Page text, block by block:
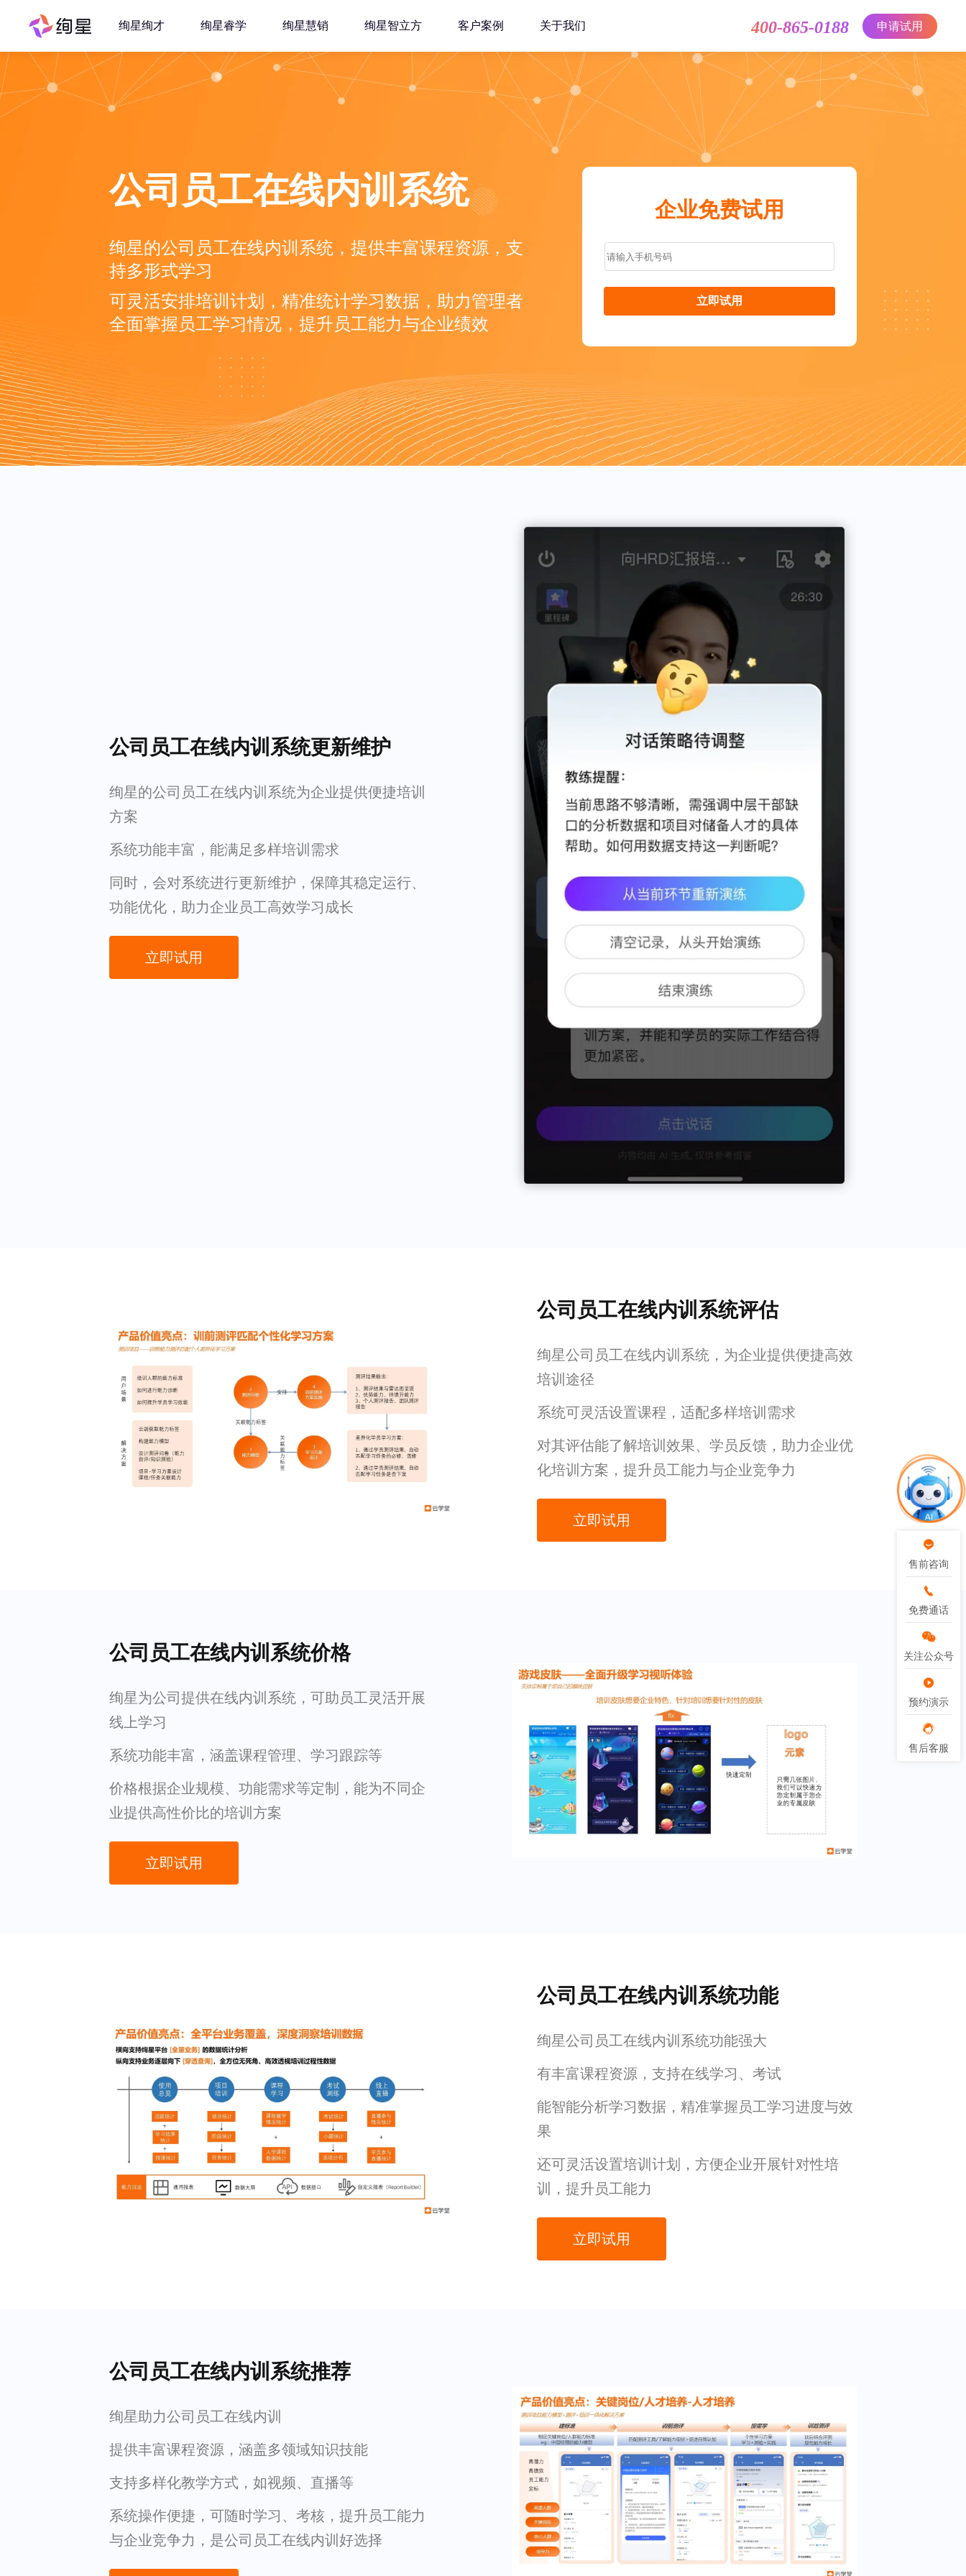
绚星绚才 绚星睿学 绚星慧销 绚星智立方 客户案例 关于我们 400-865-0188 申请试用
售前咨询
免费通话
关注公众号
预约演示
售后客服
公司员工在线内训系统
绚星的公司员工在线内训系统，提供丰富课程资源，支
持多形式学习
可灵活安排培训计划，精准统计学习数据，助力管理者
全面掌握员工学习情况，提升员工能力与企业绩效
企业免费试用
立即试用
公司员工在线内训系统更新维护
绚星的公司员工在线内训系统为企业提供便捷培训
方案
系统功能丰富，能满足多样培训需求
同时，会对系统进行更新维护，保障其稳定运行、
功能优化，助力企业员工高效学习成长
立即试用
公司员工在线内训系统评估
绚星公司员工在线内训系统，为企业提供便捷高效
培训途径
系统可灵活设置课程，适配多样培训需求
对其评估能了解培训效果、学员反馈，助力企业优
化培训方案，提升员工能力与企业竞争力
立即试用
公司员工在线内训系统价格
绚星为公司提供在线内训系统，可助员工灵活开展
线上学习
系统功能丰富，涵盖课程管理、学习跟踪等
价格根据企业规模、功能需求等定制，能为不同企
业提供高性价比的培训方案
立即试用
公司员工在线内训系统功能
绚星公司员工在线内训系统功能强大
有丰富课程资源，支持在线学习、考试
能智能分析学习数据，精准掌握员工学习进度与效
果
还可灵活设置培训计划，方便企业开展针对性培
训，提升员工能力
立即试用
公司员工在线内训系统推荐
绚星助力公司员工在线内训
提供丰富课程资源，涵盖多领域知识技能
支持多样化教学方式，如视频、直播等
系统操作便捷，可随时学习、考核，提升员工能力
与企业竞争力，是公司员工在线内训好选择
售前咨询
免费通话
关注公众号
预约演示
售后客服